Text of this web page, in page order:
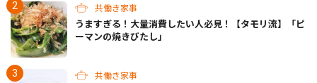
共働き家事
うますぎる！大量消費したい人必見！【タモリ流】「ピ
ーマンの焼きびたし」
共働き家事